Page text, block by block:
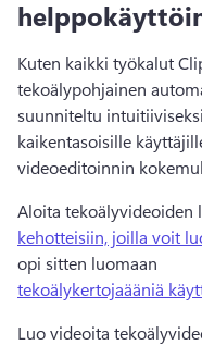
Kuten kaikki työkalut
tekoälypohjainen
suunniteltu
kaikentasoisille
videoeditoinnin
Aloita
kehotteisiin, joilla voit
opi sitten luomaan
tekoälykertojaääniä
Luo videoita